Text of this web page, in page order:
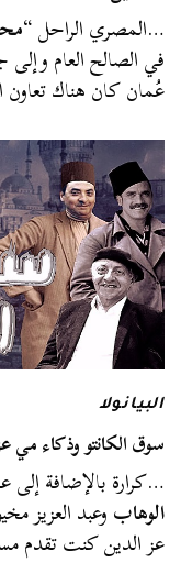
…المصري الراحل “
في الصالح العام
عُمان كان هناك
البيانولا
سوق الكانتو وذكاء مي
…كرارة بالإضافة إلى
الوهابوعبد العزيز
عز الدين كنت تقدم